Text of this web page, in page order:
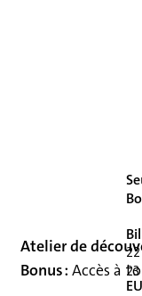
Atelier de
Bonus : Accès à